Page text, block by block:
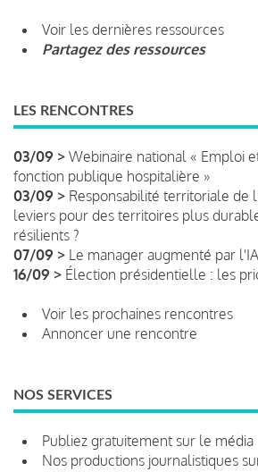
Voir les dernières ressources
Partagez des ressources
LES RENCONTRES
03/09 > Webinaire national « Emploi
fonction publique hospitalière »
03/09 > Responsabilité territoriale de
leviers pour des territoires plus
résilients ?
07/09 > Le manager augmenté par l'IA
16/09 > Élection présidentielle : les
Voir les prochaines rencontres
Annoncer une rencontre
NOS SERVICES
Publiez gratuitement sur le média
Nos productions journalistiques